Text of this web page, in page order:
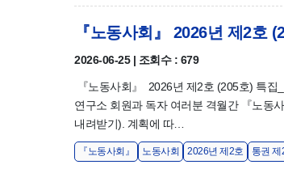
『노동사회』 2026년 제2호
2026-06-25 | 조회수 : 679
『노동사회』 2026년 제2호 (205호) 특집
연구소 회원과 독자 여러분 격월간 『노동
내려받기). 계획에 따…
『노동사회』 노동사회 2026년 제2호 통권 제